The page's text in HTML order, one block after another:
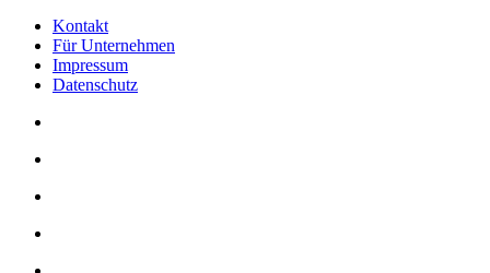
Kontakt
Für Unternehmen
Impressum
Datenschutz